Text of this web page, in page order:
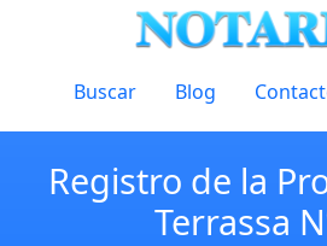
Buscar Blog
Registro de la
Terrassa